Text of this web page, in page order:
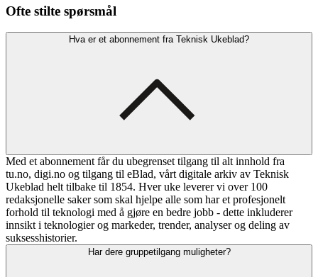
Ofte stilte spørsmål
Hva er et abonnement fra Teknisk Ukeblad?
Med et abonnement får du ubegrenset tilgang til alt innhold fra
tu.no, digi.no og tilgang til eBlad, vårt digitale arkiv av Teknisk
Ukeblad helt tilbake til 1854. Hver uke leverer vi over 100
redaksjonelle saker som skal hjelpe alle som har et profesjonelt
forhold til teknologi med å gjøre en bedre jobb - dette inkluderer
innsikt i teknologier og markeder, trender, analyser og deling av
suksesshistorier.
Har dere gruppetilgang muligheter?